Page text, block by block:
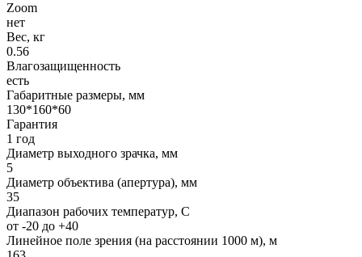
Zoom
нет
Вес, кг
0.56
Влагозащищенность
есть
Габаритные размеры, мм
130*160*60
Гарантия
1 год
Диаметр выходного зрачка, мм
5
Диаметр объектива (апертура), мм
35
Диапазон рабочих температур, C
от -20 до +40
Линейное поле зрения (на расстоянии 1000 м), м